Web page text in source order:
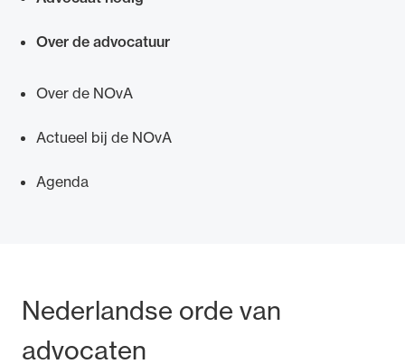
Over de advocatuur
Over de NOvA
Actueel bij de NOvA
Agenda
Bezoek- en postadres
Nederlandse orde van
advocaten